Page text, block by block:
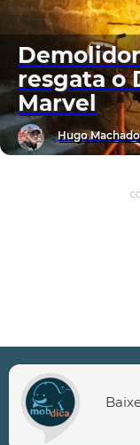
resgata o
Marvel
Hugo Machado